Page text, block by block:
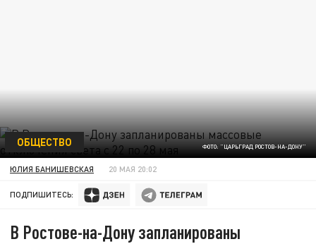
ФОТО: "ЦАРЬГРАД РОСТОВ-НА-ДОНУ"
ОБЩЕСТВО
ЮЛИЯ БАНИШЕВСКАЯ 20 МАЯ 20:02
ПОДПИШИТЕСЬ:
В Ростове-на-Дону запланированы